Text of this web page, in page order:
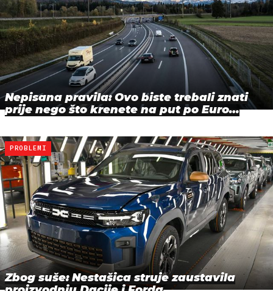
Nepisana pravila: Ovo biste trebali znati
prije nego što krenete na put po Euro…
PROBLEMI
Zbog suše: Nestašica struje zaustavila